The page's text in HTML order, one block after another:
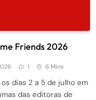
Friends 2026
1 6 Mins
dias 2 a 5 de julho em
das editoras de